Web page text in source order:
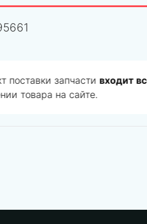
поставки запчасти входит
товара на сайте.